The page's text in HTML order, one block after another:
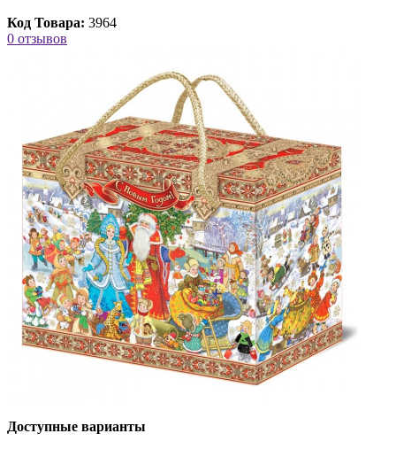
Код Товара: 3964
0 отзывов
Доступные варианты